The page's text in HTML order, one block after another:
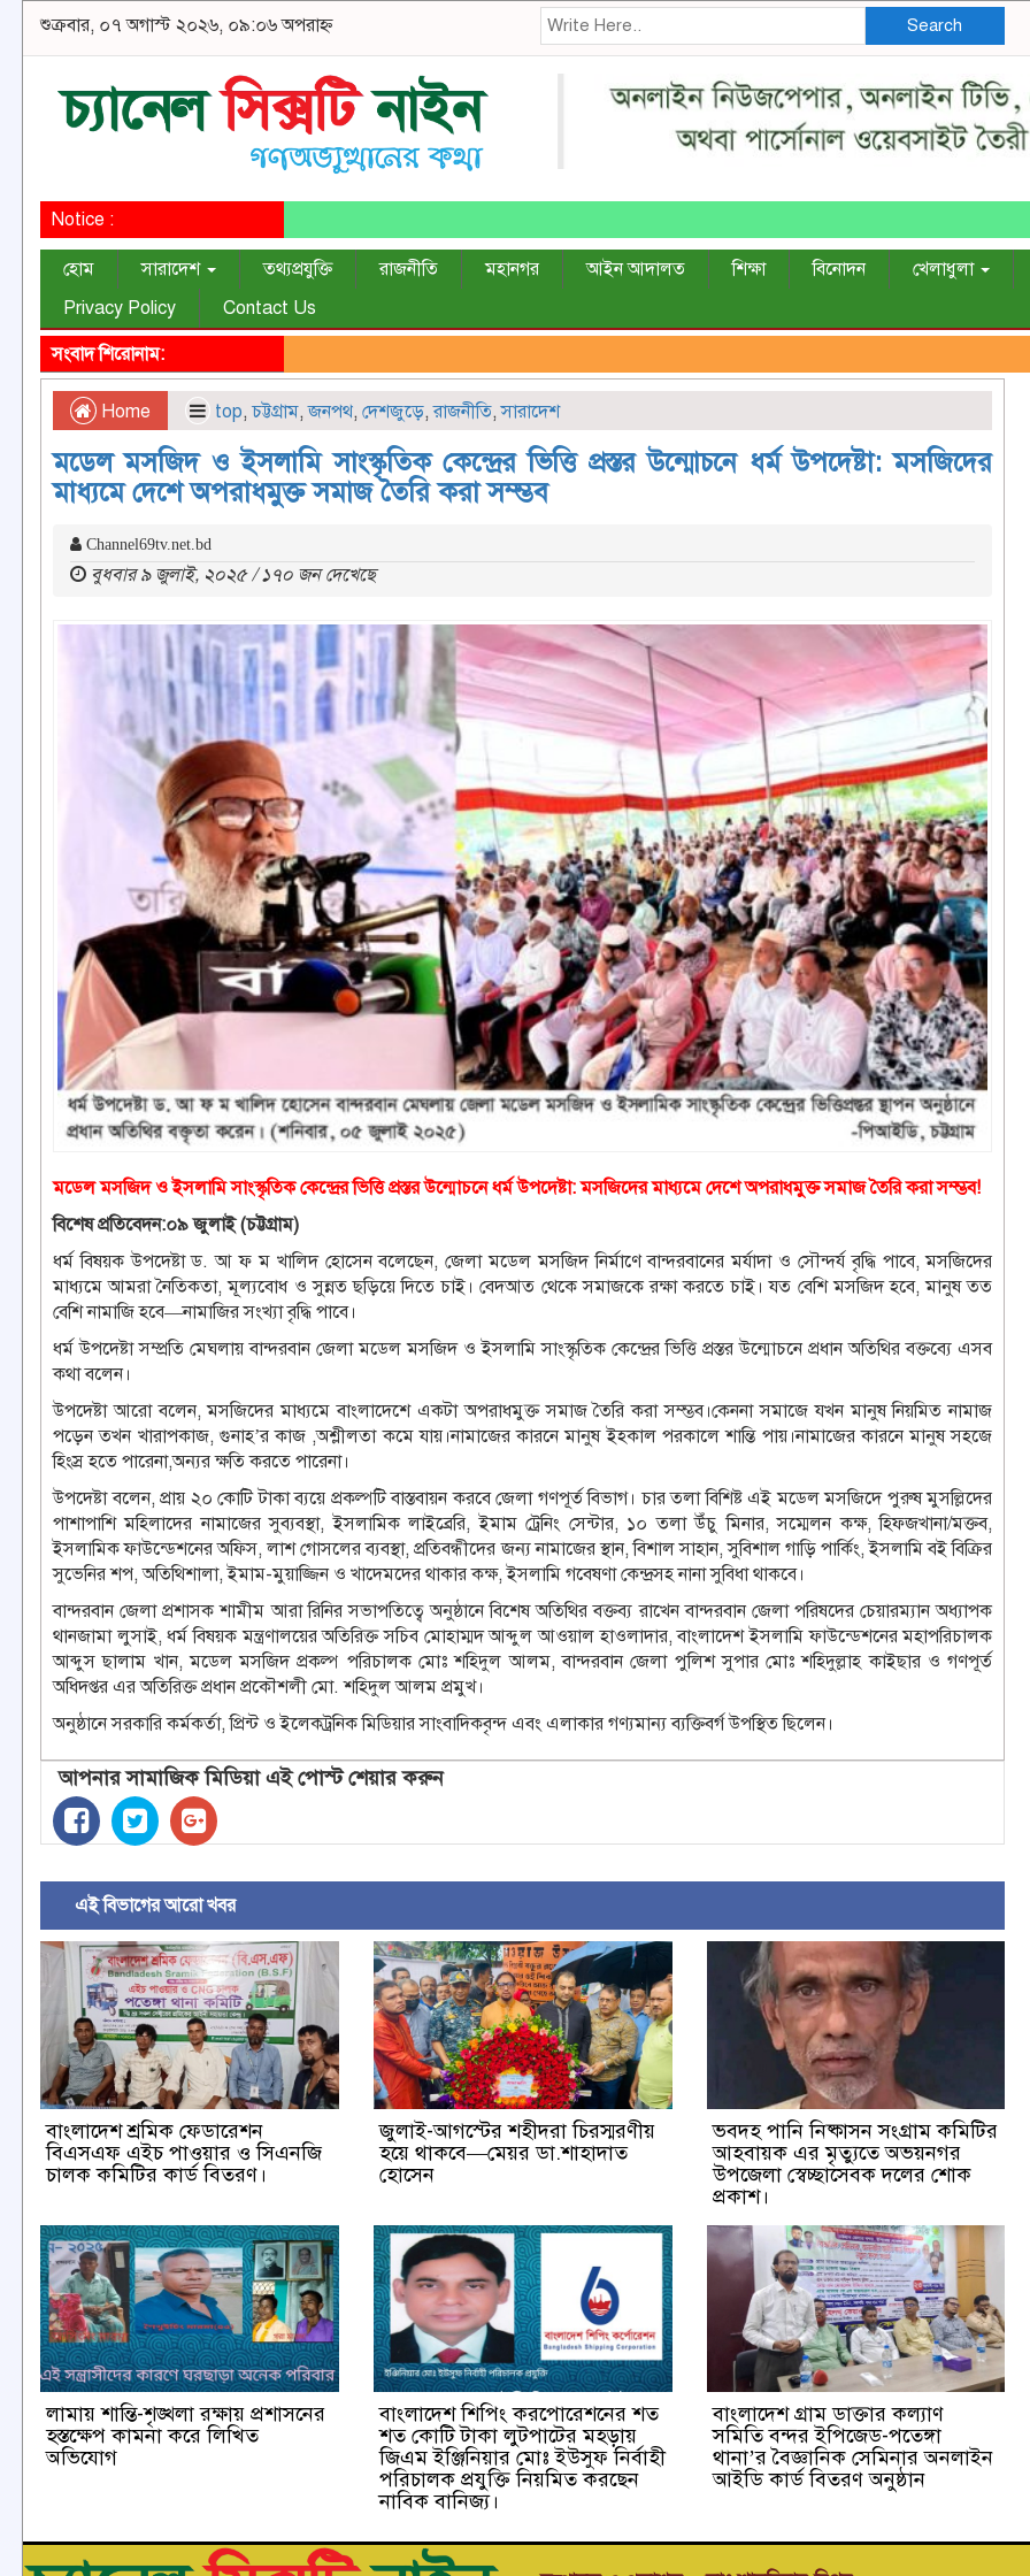
শুক্রবার, ০৭ অগাস্ট ২০২৬, ০৯:০৬ অপরাহ্ন Search
Notice :
হোম সারাদেশ তথ্যপ্রযুক্তি রাজনীতি মহানগর আইন আদালত শিক্ষা বিনোদন খেলাধুলা
Privacy Policy
Contact Us
সংবাদ শিরোনাম:
Home top, চট্টগ্রাম,জনপথ, দেশজুড়ে,রাজনীতি,সারাদেশ
মডেল মসজিদ ও ইসলামি সাংস্কৃতিক কেন্দ্রের ভিত্তি প্রস্তর উন্মোচনে ধর্ম উপদেষ্টা: মসজিদের
মাধ্যমে দেশে অপরাধমুক্ত সমাজ তৈরি করা সম্ম্ভব
Channel69tv.net.bd
বুধবার ৯ জুলাই, ২০২৫ / ১৭০ জন দেখেছে
মডেল মসজিদ ও ইসলামি সাংস্কৃতিক কেন্দ্রের ভিত্তি প্রস্তর উন্মোচনে ধর্ম উপদেষ্টা: মসজিদের মাধ্যমে দেশে অপরাধমুক্ত সমাজ তৈরি করা সম্ম্ভব!
বিশেষ প্রতিবেদন:০৯ জুলাই (চট্টগ্রাম)
ধর্ম বিষয়ক উপদেষ্টা ড. আ ফ ম খালিদ হোসেন বলেছেন, জেলা মডেল মসজিদ নির্মাণে বান্দরবানের মর্যাদা ও সৌন্দর্য বৃদ্ধি পাবে, মসজিদের
মাধ্যমে আমরা নৈতিকতা, মূল্যবোধ ও সুন্নত ছড়িয়ে দিতে চাই। বেদআত থেকে সমাজকে রক্ষা করতে চাই। যত বেশি মসজিদ হবে, মানুষ তত
বেশি নামাজি হবে—নামাজির সংখ্যা বৃদ্ধি পাবে।
ধর্ম উপদেষ্টা সম্প্রতি মেঘলায় বান্দরবান জেলা মডেল মসজিদ ও ইসলামি সাংস্কৃতিক কেন্দ্রের ভিত্তি প্রস্তর উন্মোচনে প্রধান অতিথির বক্তব্যে এসব
কথা বলেন।
উপদেষ্টা আরো বলেন, মসজিদের মাধ্যমে বাংলাদেশে একটা অপরাধমুক্ত সমাজ তৈরি করা সম্ম্ভব।কেননা সমাজে যখন মানুষ নিয়মিত নামাজ
পড়েন তখন খারাপকাজ, গুনাহ’র কাজ ,অশ্লীলতা কমে যায়।নামাজের কারনে মানুষ ইহকাল পরকালে শান্তি পায়।নামাজের কারনে মানুষ সহজে
হিংস্র হতে পারেনা,অন্যর ক্ষতি করতে পারেনা।
উপদেষ্টা বলেন, প্রায় ২০ কোটি টাকা ব্যয়ে প্রকল্পটি বাস্তবায়ন করবে জেলা গণপূর্ত বিভাগ। চার তলা বিশিষ্ট এই মডেল মসজিদে পুরুষ মুসল্লিদের
পাশাপাশি মহিলাদের নামাজের সুব্যবস্থা, ইসলামিক লাইব্রেরি, ইমাম ট্রেনিং সেন্টার, ১০ তলা উঁচু মিনার, সম্মেলন কক্ষ, হিফজখানা/মক্তব,
ইসলামিক ফাউন্ডেশনের অফিস, লাশ গোসলের ব্যবস্থা, প্রতিবন্ধীদের জন্য নামাজের স্থান, বিশাল সাহান, সুবিশাল গাড়ি পার্কিং, ইসলামি বই বিক্রির
সুভেনির শপ, অতিথিশালা, ইমাম-মুয়াজ্জিন ও খাদেমদের থাকার কক্ষ, ইসলামি গবেষণা কেন্দ্রসহ নানা সুবিধা থাকবে।
বান্দরবান জেলা প্রশাসক শামীম আরা রিনির সভাপতিত্বে অনুষ্ঠানে বিশেষ অতিথির বক্তব্য রাখেন বান্দরবান জেলা পরিষদের চেয়ারম্যান অধ্যাপক
থানজামা লুসাই, ধর্ম বিষয়ক মন্ত্রণালয়ের অতিরিক্ত সচিব মোহাম্মদ আব্দুল আওয়াল হাওলাদার, বাংলাদেশ ইসলামি ফাউন্ডেশনের মহাপরিচালক
আব্দুস ছালাম খান, মডেল মসজিদ প্রকল্প পরিচালক মোঃ শহিদুল আলম, বান্দরবান জেলা পুলিশ সুপার মোঃ শহিদুল্লাহ কাইছার ও গণপূর্ত
অধিদপ্তর এর অতিরিক্ত প্রধান প্রকৌশলী মো. শহিদুল আলম প্রমুখ।
অনুষ্ঠানে সরকারি কর্মকর্তা, প্রিন্ট ও ইলেকট্রনিক মিডিয়ার সাংবাদিকবৃন্দ এবং এলাকার গণ্যমান্য ব্যক্তিবর্গ উপস্থিত ছিলেন।
আপনার সামাজিক মিডিয়া এই পোস্ট শেয়ার করুন
এই বিভাগের আরো খবর
বাংলাদেশ শ্রমিক ফেডারেশন
বিএসএফ এইচ পাওয়ার ও সিএনজি
চালক কমিটির কার্ড বিতরণ।
জুলাই-আগস্টের শহীদরা চিরস্মরণীয়
হয়ে থাকবে—মেয়র ডা.শাহাদাত
হোসেন
ভবদহ পানি নিষ্কাসন সংগ্রাম কমিটির
আহবায়ক এর মৃত্যুতে অভয়নগর
উপজেলা স্বেচ্ছাসেবক দলের শোক
প্রকাশ।
লামায় শান্তি-শৃঙ্খলা রক্ষায় প্রশাসনের
হস্তক্ষেপ কামনা করে লিখিত
অভিযোগ
বাংলাদেশ শিপিং করপোরেশনের শত
শত কোটি টাকা লুটপাটের মহড়ায়
জিএম ইঞ্জিনিয়ার মোঃ ইউসুফ নির্বাহী
পরিচালক প্রযুক্তি নিয়মিত করছেন
নাবিক বানিজ্য।
বাংলাদেশ গ্রাম ডাক্তার কল্যাণ
সমিতি বন্দর ইপিজেড-পতেঙ্গা
থানা’র বৈজ্ঞানিক সেমিনার অনলাইন
আইডি কার্ড বিতরণ অনুষ্ঠান